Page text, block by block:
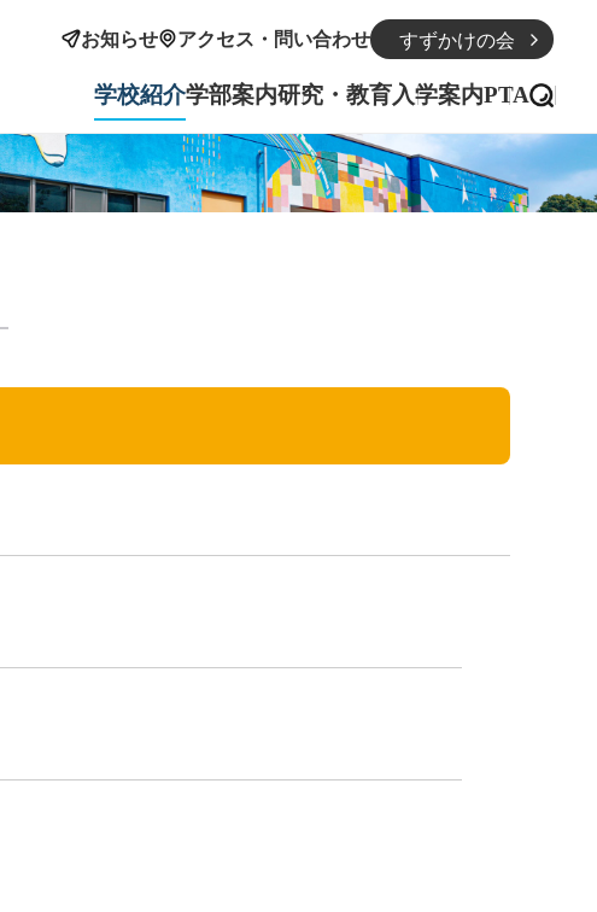
お知らせ アクセス・問い合わせ すずかけの会
学校紹介学部案内研究・教育入学案内PTA
ホーム